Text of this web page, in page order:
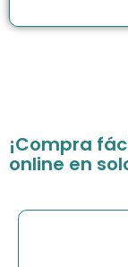
¡Compra
online en